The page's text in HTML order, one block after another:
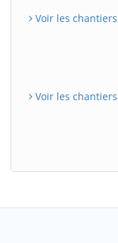
Voir les
Voir les